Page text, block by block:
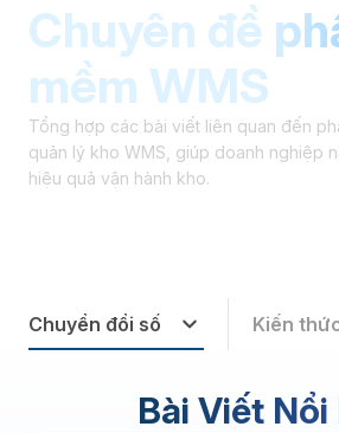
Chuyên đề
mềm WMS
Tổng hợp các bài viết liên quan đến
quản lý kho WMS, giúp doanh nghiệp
hiệu quả vận hành kho.
Chuyển đổi số Kiến
Bài Viết Nổi